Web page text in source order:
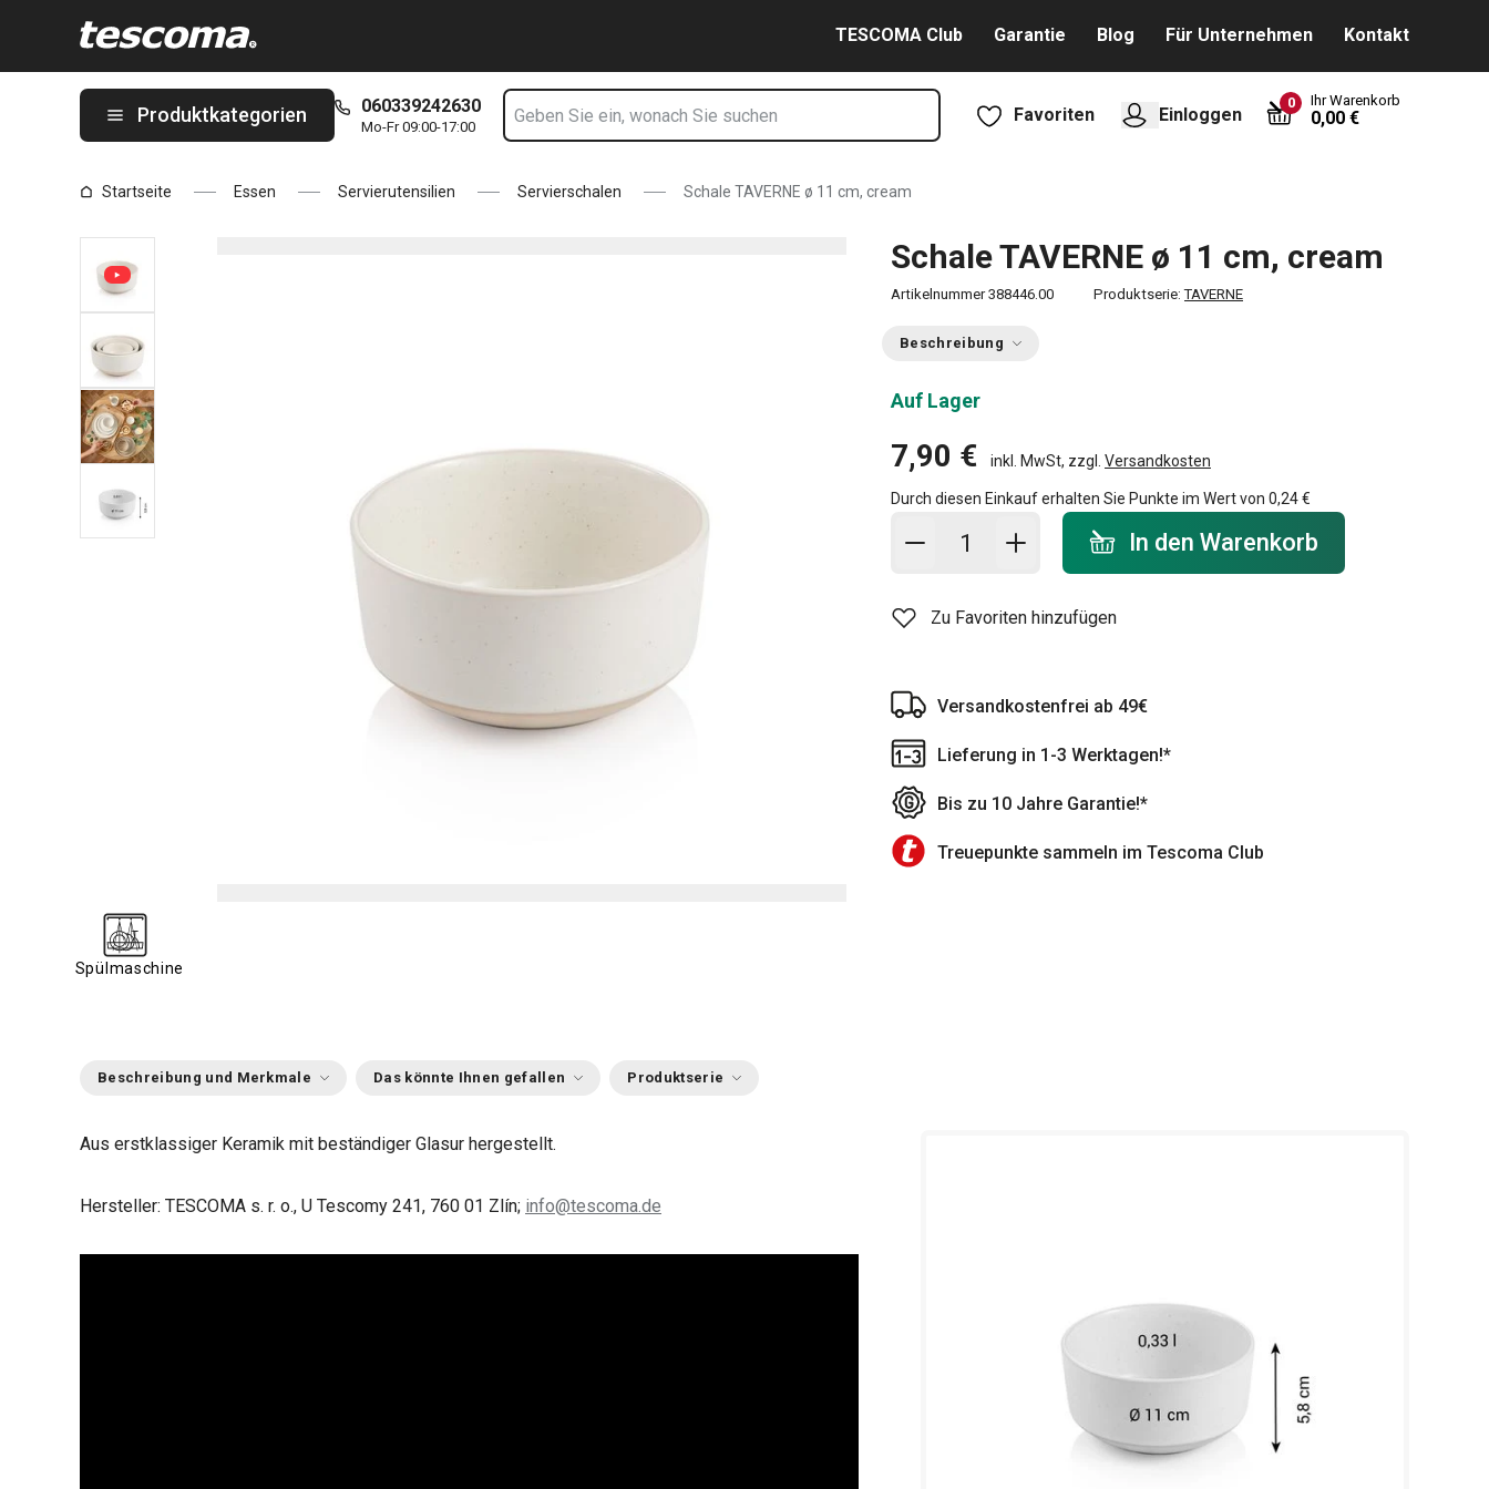
TESCOMA Club Garantie Blog Für Unternehmen Kontakt
Produktkategorien 060339242630
Mo-Fr 09:00-17:00
Favoriten Einloggen
0 Ihr Warenkorb
0,00 €
Startseite Essen Servierutensilien Servierschalen Schale TAVERNE ø 11 cm, cream
Schale TAVERNE ø 11 cm, cream
Artikelnummer 388446.00 Produktserie:TAVERNE
Beschreibung
Auf Lager
7,90 € inkl. MwSt, zzgl. Versandkosten
Durch diesen Einkauf erhalten Sie Punkte im Wert von 0,24 €
In den Warenkorb - Menge
In den Warenkorb
Zu Favoriten hinzufügen
Versandkostenfrei ab 49€
Lieferung in 1-3 Werktagen!*
Bis zu 10 Jahre Garantie!*
Treuepunkte sammeln im Tescoma Club
Spülmaschine
Beschreibung und Merkmale Das könnte Ihnen gefallen Produktserie
Aus erstklassiger Keramik mit beständiger Glasur hergestellt.
Hersteller: TESCOMA s. r. o., U Tescomy 241, 760 01 Zlín; info@tescoma.de